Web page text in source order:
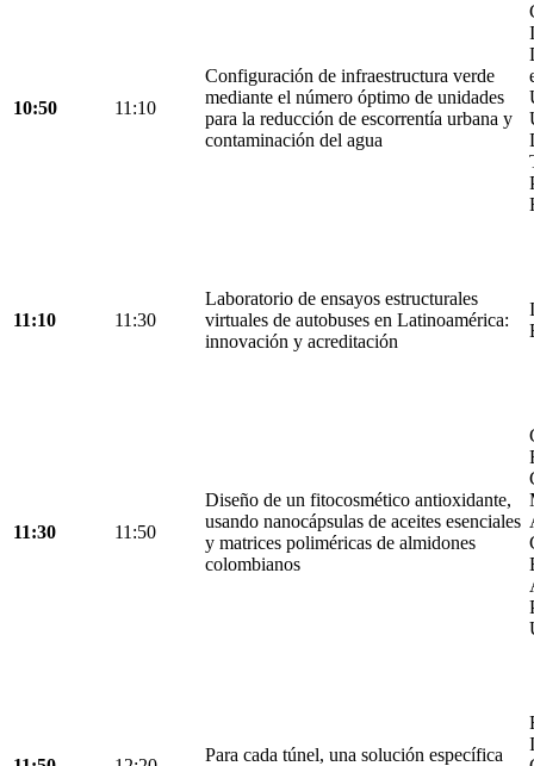
10:50 11:10
Configuración de infraestructura verde
mediante el número óptimo de unidades
para la reducción de escorrentía urbana y
contaminación del agua
11:10 11:30
Laboratorio de ensayos estructurales
virtuales de autobuses en Latinoamérica:
innovación y acreditación
11:30 11:50
Diseño de un fitocosmético antioxidante,
usando nanocápsulas de aceites esenciales
y matrices poliméricas de almidones
colombianos
Para cada túnel, una solución específica